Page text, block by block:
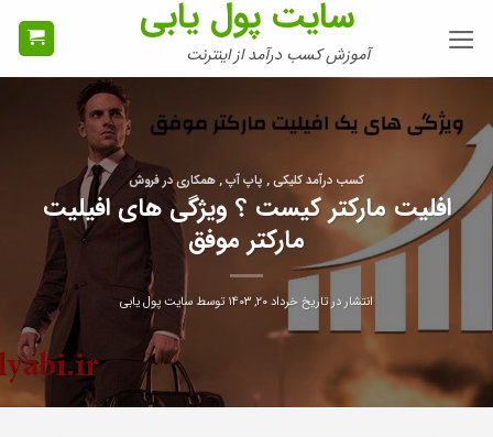
سایت پول یابی
آموزش کسب درآمد از اینترنت
کسب درآمد کلیکی , پاپ آپ , همکاری در فروش
افلیت مارکتر کیست ؟ ویژگی های افیلیت
مارکتر موفق
انتشار در تاریخ خرداد ۲۰, ۱۴۰۳ توسط سایت پول یابی